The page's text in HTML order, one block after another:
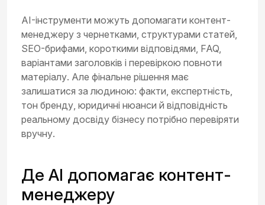
AI-інструменти можуть допомагати контент-
менеджеру з чернетками, структурами статей,
SEO-брифами, короткими відповідями, FAQ,
варіантами заголовків і перевіркою повноти
матеріалу. Але фінальне рішення має
залишатися за людиною: факти, експертність,
тон бренду, юридичні нюанси й відповідність
реальному досвіду бізнесу потрібно перевіряти
вручну.
Де AI допомагає контент-
менеджеру